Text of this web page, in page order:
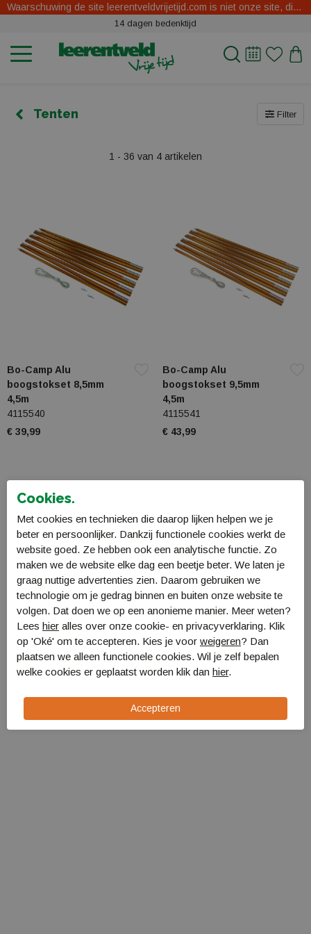
Waarschuwing de site leerentveldvrijetijd.com is niet onze site, dit zijn oplichters.
14 dagen bedenktijd
Tenten Filter
1 - 36 van 4 artikelen
Bo-Camp Alu
boogstokset 8,5mm
4,5m
4115540
€ 39,99
Bo-Camp Alu
boogstokset 9,5mm
4,5m
4115541
€ 43,99
Bo-Camp Alu
boogstokset 11mm 4,5m
4115542
Bo-Camp
Windschermstok
140x1,6x0,8cm
€ 7,75
Cookies.
Met cookies en technieken die daarop lijken helpen we je
beter en persoonlijker. Dankzij functionele cookies werkt de
website goed. Ze hebben ook een analytische functie. Zo
maken we de website elke dag een beetje beter. We laten je
graag nuttige advertenties zien. Daarom gebruiken we
technologie om je gedrag binnen en buiten onze website te
volgen. Dat doen we op een anonieme manier. Meer weten?
Lees hier alles over onze cookie- en privacyverklaring. Klik
op 'Oké' om te accepteren. Kies je voor weigeren? Dan
plaatsen we alleen functionele cookies. Wil je zelf bepalen
welke cookies er geplaatst worden klik dan hier.